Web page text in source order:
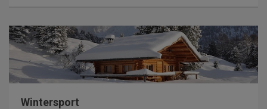
Wintersport